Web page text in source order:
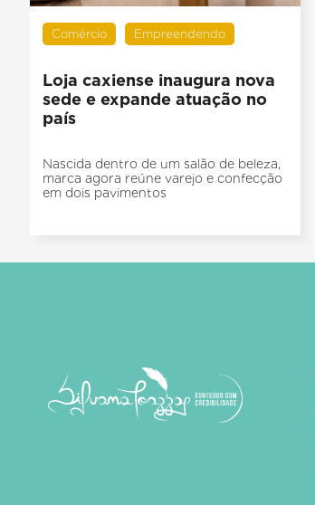
Comércio Empreendendo
Loja caxiense inaugura nova
sede e expande atuação no
país
Nascida dentro de um salão de beleza,
marca agora reúne varejo e confecção
em dois pavimentos